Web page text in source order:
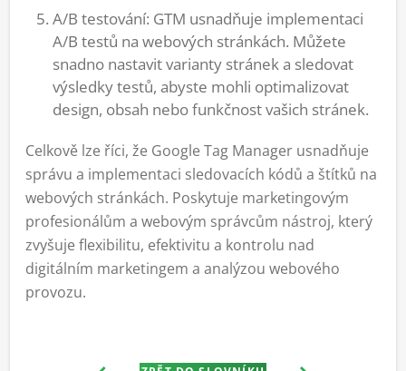
A/B testování: GTM usnadňuje implementaci
A/B testů na webových stránkách. Můžete
snadno nastavit varianty stránek a sledovat
výsledky testů, abyste mohli optimalizovat
design, obsah nebo funkčnost vašich stránek.
Celkově lze říci, že Google Tag Manager usnadňuje
správu a implementaci sledovacích kódů a štítků na
webových stránkách. Poskytuje marketingovým
profesionálům a webovým správcům nástroj, který
zvyšuje flexibilitu, efektivitu a kontrolu nad
digitálním marketingem a analýzou webového
provozu.